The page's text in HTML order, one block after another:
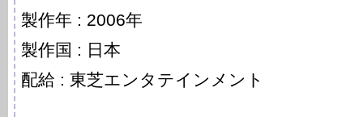
製作年 : 2006年
製作国 : 日本
配給 : 東芝エンタテインメント